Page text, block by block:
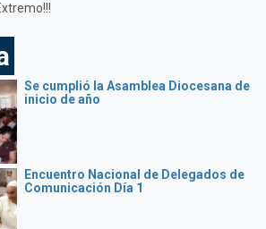
Se cumplió la Asamblea Diocesana de
inicio de año
Encuentro Nacional de Delegados de
Comunicación Día 1